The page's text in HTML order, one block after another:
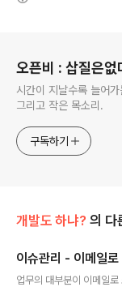
오픈비 : 삽질은없
시간이 지날수록 늘어
그리고 작은 목소리.
구독하기
개발도 하냐? 의 다
이슈관리 - 이메일로
업무의 대부분이 이메일